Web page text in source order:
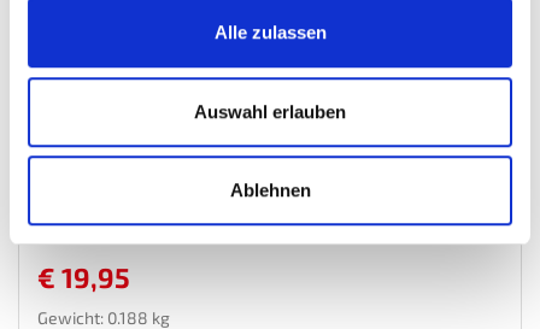
Alle zulassen
Auswahl erlauben
Ablehnen
Schaumstoffeinlage 77 x 39 cm -...
Einsaetze-Fuer-Werkstattwagen
€ 19,95
Gewicht: 0.188 kg